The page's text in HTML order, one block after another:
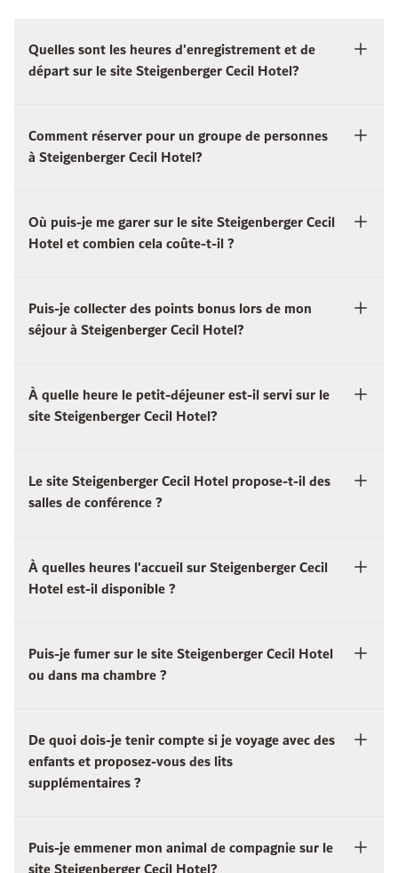
Quelles sont les heures d'enregistrement et de
départ sur le site Steigenberger Cecil Hotel?
Comment réserver pour un groupe de personnes
à Steigenberger Cecil Hotel?
Où puis-je me garer sur le site Steigenberger Cecil
Hotel et combien cela coûte-t-il ?
Puis-je collecter des points bonus lors de mon
séjour à Steigenberger Cecil Hotel?
À quelle heure le petit-déjeuner est-il servi sur le
site Steigenberger Cecil Hotel?
Le site Steigenberger Cecil Hotel propose-t-il des
salles de conférence ?
À quelles heures l'accueil sur Steigenberger Cecil
Hotel est-il disponible ?
Puis-je fumer sur le site Steigenberger Cecil Hotel
ou dans ma chambre ?
De quoi dois-je tenir compte si je voyage avec des
enfants et proposez-vous des lits
supplémentaires ?
Puis-je emmener mon animal de compagnie sur le